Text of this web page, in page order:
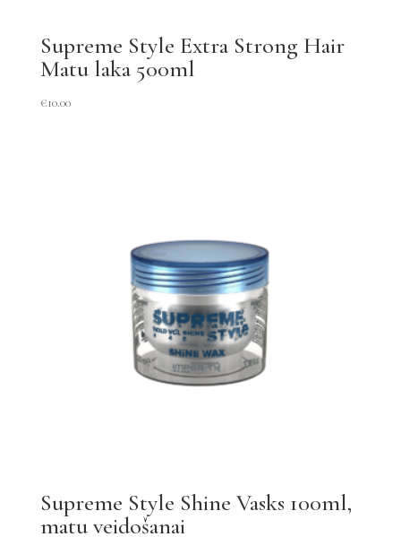
Supreme Style Extra Strong Hair
Matu laka 500ml
€10.00
Supreme Style Shine Vasks 100ml,
matu veidošanai